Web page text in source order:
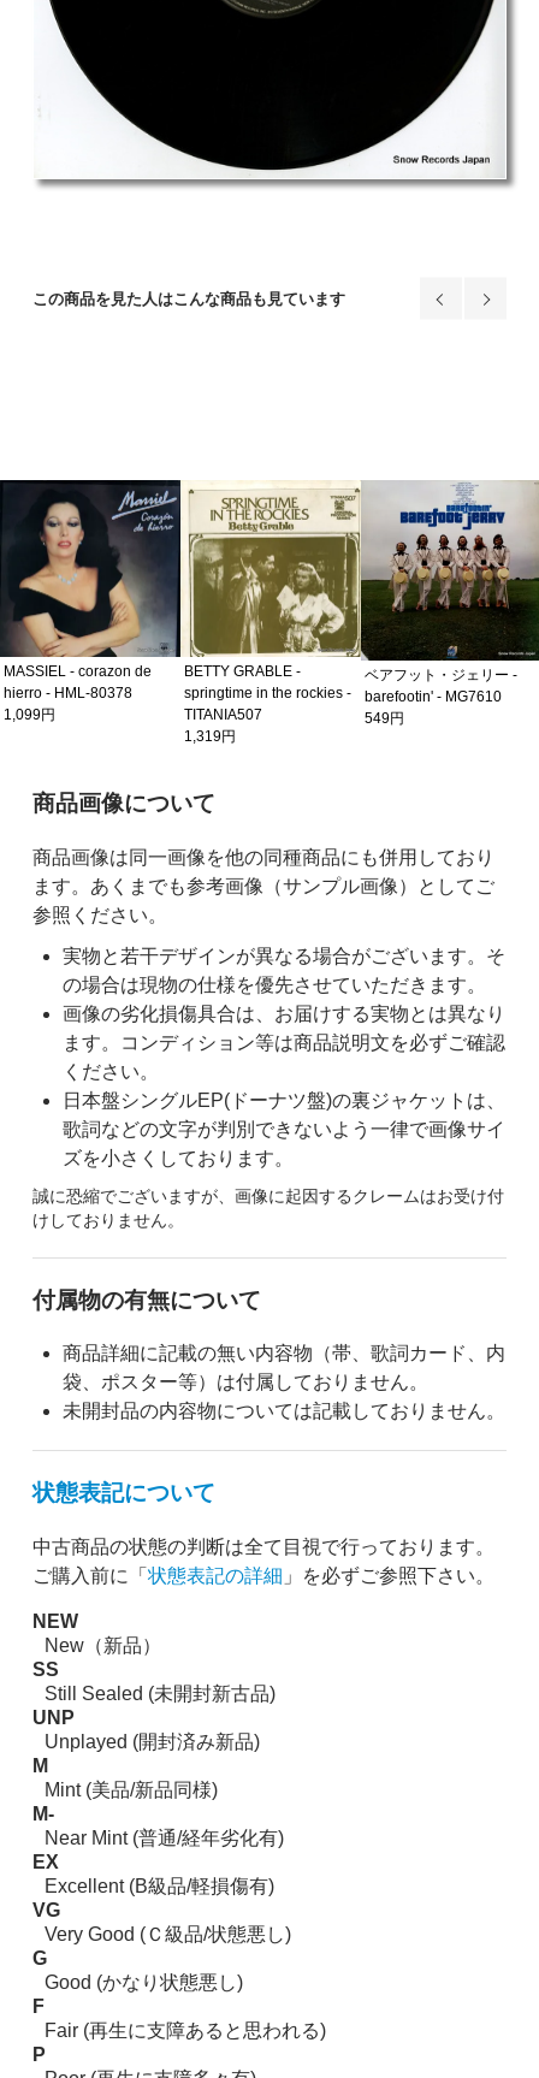
この商品を見た人はこんな商品も見ています
BETTY GRABLE -
springtime in the rockies -
TITANIA507
ベアフット・ジェリー -
barefootin' - MG7610
549円
ティファニー・ヴィラリー
ル - you, yourself & you -
B0002065-11
549円
ご購入前の注意事項
商品画像について
商品画像は同一画像を他の同種商品にも併用しており
ます。あくまでも参考画像（サンプル画像）としてご
参照ください。
実物と若干デザインが異なる場合がございます。そ
の場合は現物の仕様を優先させていただきます。
画像の劣化損傷具合は、お届けする実物とは異なり
ます。コンディション等は商品説明文を必ずご確認
ください。
日本盤シングルEP(ドーナツ盤)の裏ジャケットは、
歌詞などの文字が判別できないよう一律で画像サイ
ズを小さくしております。
誠に恐縮でございますが、画像に起因するクレームはお受け付
けしておりません。
付属物の有無について
商品詳細に記載の無い内容物（帯、歌詞カード、内
袋、ポスター等）は付属しておりません。
未開封品の内容物については記載しておりません。
状態表記について
中古商品の状態の判断は全て目視で行っております。
ご購入前に「 状態表記の詳細 」を必ずご参照下さい。
NEW
New（新品）
SS
Still Sealed (未開封新古品)
UNP
Unplayed (開封済み新品)
M
Mint (美品/新品同様)
M-
Near Mint (普通/経年劣化有)
EX
Excellent (B級品/軽損傷有)
VG
Very Good (Ｃ級品/状態悪し)
G
Good (かなり状態悪し)
F
Fair (再生に支障あると思われる)
P